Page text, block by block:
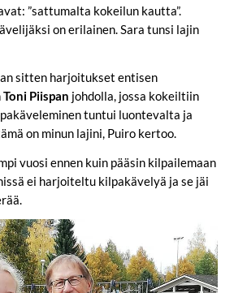
”sattumalta kokeilun kautta”.
on erilainen. Sara tunsi lajin
sitten harjoitukset entisen
Toni Piispan johdolla, jossa kokeiltiin
tuntui luontevalta ja
on minun lajini, Puiro kertoo.
vuosi ennen kuin pääsin kilpailemaan
ei harjoiteltu kilpakävelyä ja se jäi